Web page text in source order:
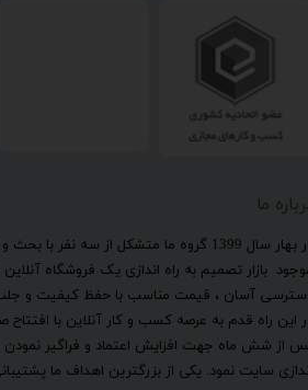
ما
​در بهار سال 1399 گروه ما متشکل از سه نفر
بازار تصمیم به راه اندازی یک فروشگاه
آسان ، قیمت مناسب با حفظ کیفیت و جلب
این راه قدم به عرصه کسب و کار آنلاین با
از شش ماه جهت افزایش اعتماد و فراگیر نمودن
سایت نمود. یکی از بزرگترین اهداف ما